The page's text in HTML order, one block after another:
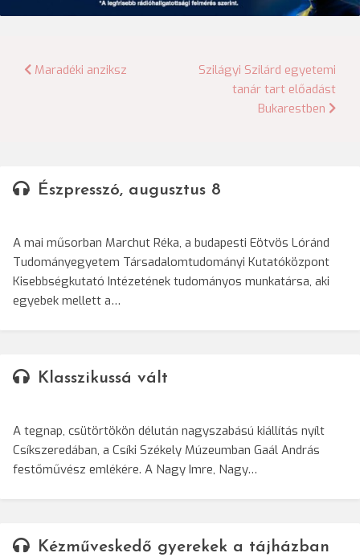
Bejegyzés
Maradéki anziksz
Szilágyi Szilárd egyetemi
tanár tart előadást
Bukarestben
Észpresszó, augusztus 8
A mai műsorban Marchut Réka, a budapesti Eötvös Lóránd
Tudományegyetem Társadalomtudományi Kutatóközpont
Kisebbségkutató Intézetének tudományos munkatársa, aki
egyebek mellett a…
Klasszikussá vált
A tegnap, csütörtökön délután nagyszabású kiállítás nyílt
Csíkszeredában, a Csíki Székely Múzeumban Gaál András
festőművész emlékére. A Nagy Imre, Nagy…
Kézműveskedő gyerekek a tájházban